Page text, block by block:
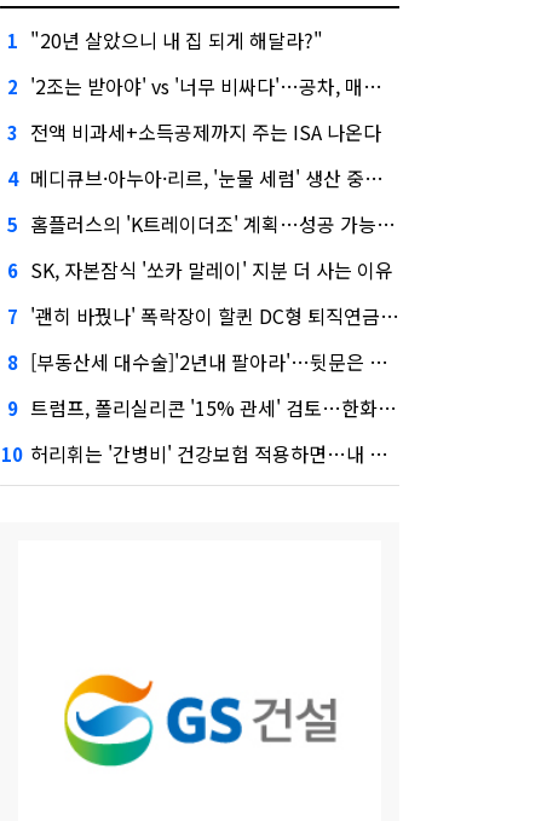
1 "20년 살았으니 내 집 되게 해달라?"
2 '2조는 받아야' vs '너무 비싸다'…공차, 매각 성공할까
3 전액 비과세+소득공제까지 주는 ISA 나온다
4 메디큐브·아누아·리르, '눈물 세럼' 생산 중단한다
5 홈플러스의 'K트레이더조' 계획…성공 가능성은 '글쎄'
6 SK, 자본잠식 '쏘카 말레이' 지분 더 사는 이유
7 '괜히 바꿨나' 폭락장이 할퀸 DC형 퇴직연금…전문가 조언은
8 [부동산세 대수술]'2년내 팔아라'…뒷문은 열었다
9 트럼프, 폴리실리콘 '15% 관세' 검토…한화큐셀·OCI 영향은?
10 허리휘는 '간병비' 건강보험 적용하면…내 간병보험은?